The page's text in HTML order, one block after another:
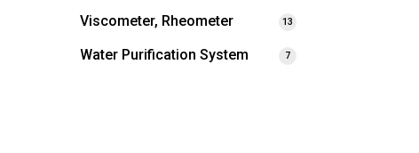
Viscometer, Rheometer 13
Water Purification System 7